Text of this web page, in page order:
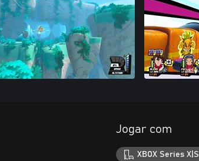
Jogar com
XBOX Series X|S